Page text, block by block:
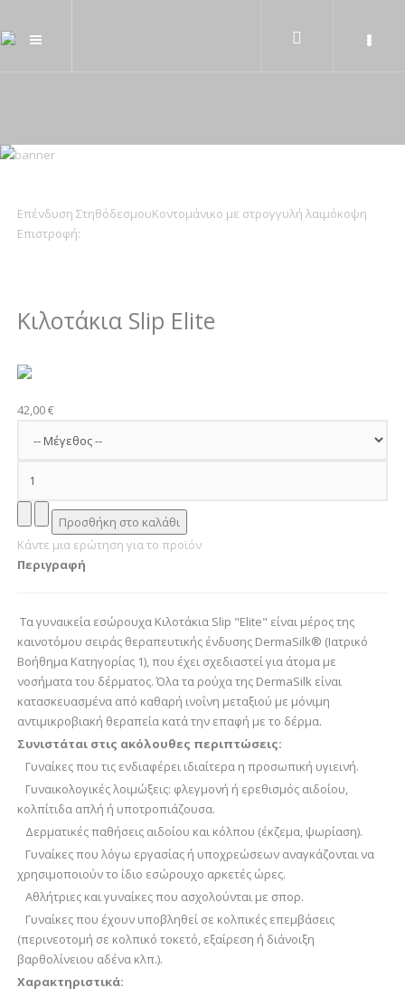
Επένδυση ΣτηθόδεσμουΚοντομάνικο με στρογγυλή λαιμόκοψη
Επιστροφή:
Κιλοτάκια Slip Elite
42,00 €
Κάντε μια ερώτηση για το προϊόν
Περιγραφή
Τα γυναικεία εσώρουχα Κιλοτάκια Slip "Elite" είναι μέρος της
καινοτόμου σειράς θεραπευτικής ένδυσης DermaSilk® (Ιατρικό
Βοήθημα Κατηγορίας 1), που έχει σχεδιαστεί για άτομα με
νοσήματα του δέρματος. Όλα τα ρούχα της DermaSilk είναι
κατασκευασμένα από καθαρή ινοΐνη μεταξιού με μόνιμη
αντιμικροβιακή θεραπεία κατά την επαφή με το δέρμα.
Συνιστάται στις ακόλουθες περιπτώσεις:
Γυναίκες που τις ενδιαφέρει ιδιαίτερα η προσωπική υγιεινή.
Γυναικολογικές λοιμώξεις: φλεγμονή ή ερεθισμός αιδοίου,
κολπίτιδα απλή ή υποτροπιάζουσα.
Δερματικές παθήσεις αιδοίου και κόλπου (έκζεμα, ψωρίαση).
Γυναίκες που λόγω εργασίας ή υποχρεώσεων αναγκάζονται να
χρησιμοποιούν το ίδιο εσώρουχο αρκετές ώρες.
Αθλήτριες και γυναίκες που ασχολούνται με σπορ.
Γυναίκες που έχουν υποβληθεί σε κολπικές επεμβάσεις
(περινεοτομή σε κολπικό τοκετό, εξαίρεση ή διάνοιξη
βαρθολίνειου αδένα κλπ.).
Χαρακτηριστικά: